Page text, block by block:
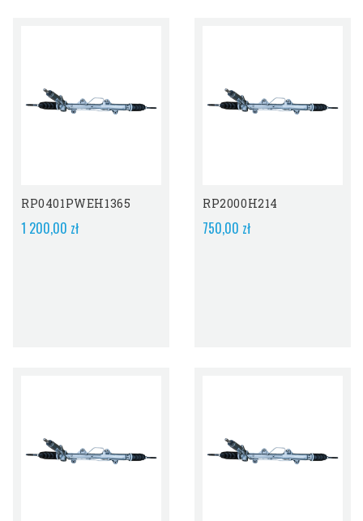
Stanie
RP0401PWEH1365
1 200,00 zł
Stanie
RP2000H214
750,00 zł